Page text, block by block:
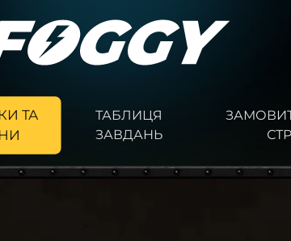
ТА
ТАБЛИЦЯ
ЗАВДАНЬ